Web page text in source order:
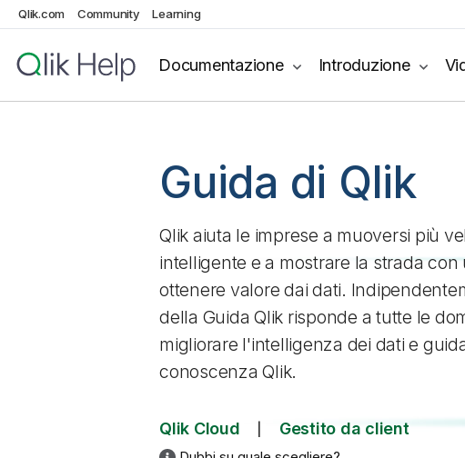
Qlik.com Community Learning
Documentazione Introduzione
Guida di Qlik
Qlik aiuta le imprese a muoversi più
intelligente e a mostrare la strada
ottenere valore dai dati.
della Guida Qlik risponde a tutte le
migliorare l'intelligenza dei dati e
conoscenzaQlik.
Qlik Cloud Gestito da client